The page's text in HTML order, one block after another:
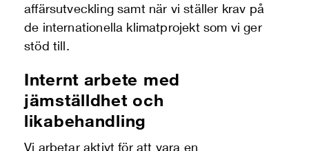
affärsutveckling samt när vi ställer krav på
de internationella klimatprojekt som vi ger
stöd till.
Internt arbete med
jämställdhet och
likabehandling
Vi arbetar aktivt för att vara en